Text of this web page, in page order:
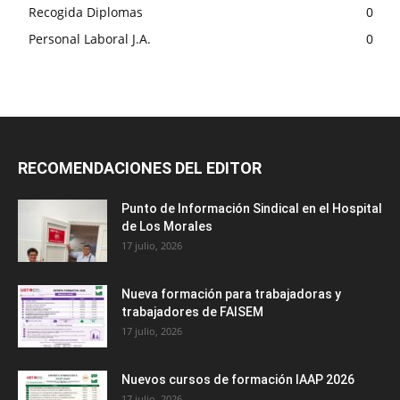
Recogida Diplomas
0
Personal Laboral J.A.
0
RECOMENDACIONES DEL EDITOR
Punto de Información Sindical en el Hospital
de Los Morales
17 julio, 2026
Nueva formación para trabajadoras y
trabajadores de FAISEM
17 julio, 2026
Nuevos cursos de formación IAAP 2026